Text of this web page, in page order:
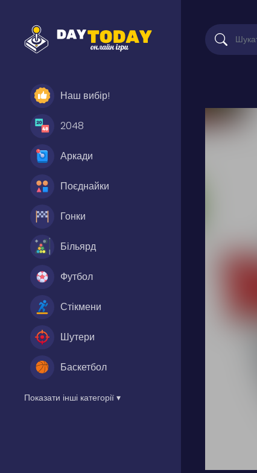
Наш вибір!
2048
Аркади
Поєднайки
Гонки
Більярд
Футбол
Стікмени
Шутери
Баскетбол
Показати інші категорії ▾